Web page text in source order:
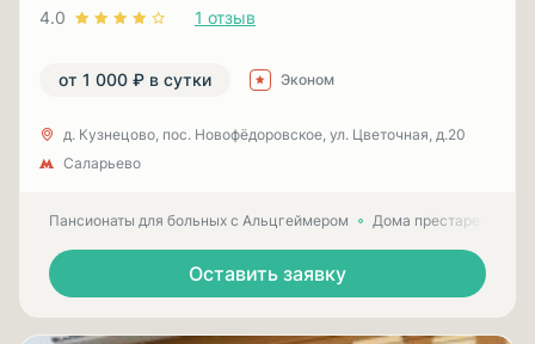
4.0 1 отзыв
от 1 000 ₽ в сутки Эконом
д. Кузнецово, пос. Новофёдоровское, ул. Цветочная, д.20
Саларьево
Пансионаты для больных с Альцгеймером Дома престарелых
Оставить заявку